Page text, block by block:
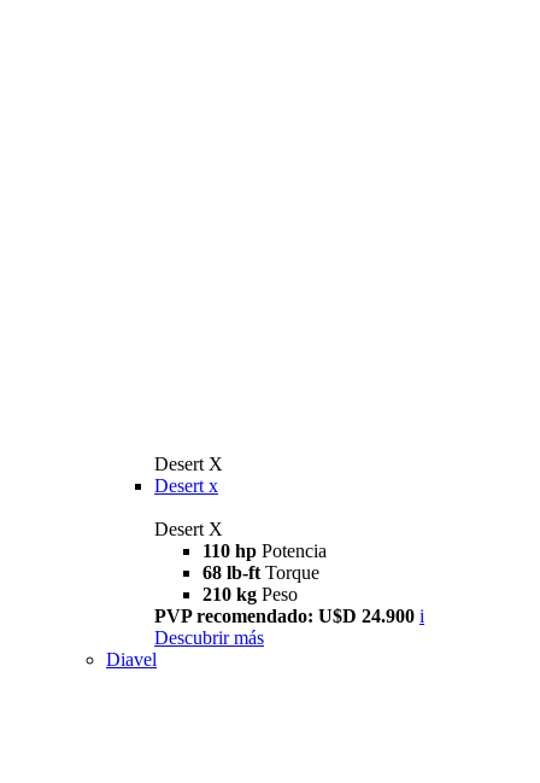
Desert X
Desert x
Desert X
110 hp Potencia
68 lb-ft Torque
210 kg Peso
PVP recomendado: U$D 24.900 i
Descubrir más
Diavel